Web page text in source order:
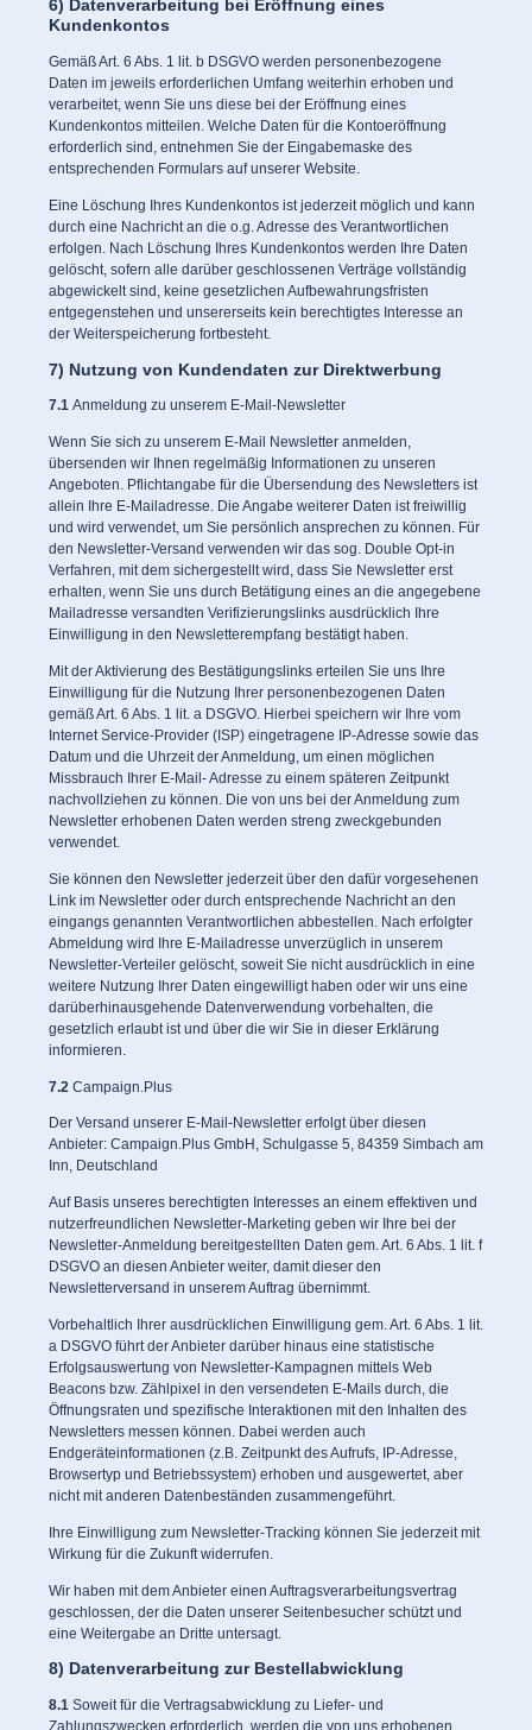
6) Datenverarbeitung bei Eröffnung eines
Kundenkontos
Gemäß Art. 6 Abs. 1 lit. b DSGVO werden personenbezogene
Daten im jeweils erforderlichen Umfang weiterhin erhoben und
verarbeitet, wenn Sie uns diese bei der Eröffnung eines
Kundenkontos mitteilen. Welche Daten für die Kontoeröffnung
erforderlich sind, entnehmen Sie der Eingabemaske des
entsprechenden Formulars auf unserer Website.
Eine Löschung Ihres Kundenkontos ist jederzeit möglich und kann
durch eine Nachricht an die o.g. Adresse des Verantwortlichen
erfolgen. Nach Löschung Ihres Kundenkontos werden Ihre Daten
gelöscht, sofern alle darüber geschlossenen Verträge vollständig
abgewickelt sind, keine gesetzlichen Aufbewahrungsfristen
entgegenstehen und unsererseits kein berechtigtes Interesse an
der Weiterspeicherung fortbesteht.
7) Nutzung von Kundendaten zur Direktwerbung
7.1 Anmeldung zu unserem E-Mail-Newsletter
Wenn Sie sich zu unserem E-Mail Newsletter anmelden,
übersenden wir Ihnen regelmäßig Informationen zu unseren
Angeboten. Pflichtangabe für die Übersendung des Newsletters ist
allein Ihre E-Mailadresse. Die Angabe weiterer Daten ist freiwillig
und wird verwendet, um Sie persönlich ansprechen zu können. Für
den Newsletter-Versand verwenden wir das sog. Double Opt-in
Verfahren, mit dem sichergestellt wird, dass Sie Newsletter erst
erhalten, wenn Sie uns durch Betätigung eines an die angegebene
Mailadresse versandten Verifizierungslinks ausdrücklich Ihre
Einwilligung in den Newsletterempfang bestätigt haben.
Mit der Aktivierung des Bestätigungslinks erteilen Sie uns Ihre
Einwilligung für die Nutzung Ihrer personenbezogenen Daten
gemäß Art. 6 Abs. 1 lit. a DSGVO. Hierbei speichern wir Ihre vom
Internet Service-Provider (ISP) eingetragene IP-Adresse sowie das
Datum und die Uhrzeit der Anmeldung, um einen möglichen
Missbrauch Ihrer E-Mail- Adresse zu einem späteren Zeitpunkt
nachvollziehen zu können. Die von uns bei der Anmeldung zum
Newsletter erhobenen Daten werden streng zweckgebunden
verwendet.
Sie können den Newsletter jederzeit über den dafür vorgesehenen
Link im Newsletter oder durch entsprechende Nachricht an den
eingangs genannten Verantwortlichen abbestellen. Nach erfolgter
Abmeldung wird Ihre E-Mailadresse unverzüglich in unserem
Newsletter-Verteiler gelöscht, soweit Sie nicht ausdrücklich in eine
weitere Nutzung Ihrer Daten eingewilligt haben oder wir uns eine
darüberhinausgehende Datenverwendung vorbehalten, die
gesetzlich erlaubt ist und über die wir Sie in dieser Erklärung
informieren.
7.2 Campaign.Plus
Der Versand unserer E-Mail-Newsletter erfolgt über diesen
Anbieter: Campaign.Plus GmbH, Schulgasse 5, 84359 Simbach am
Inn, Deutschland
Auf Basis unseres berechtigten Interesses an einem effektiven und
nutzerfreundlichen Newsletter-Marketing geben wir Ihre bei der
Newsletter-Anmeldung bereitgestellten Daten gem. Art. 6 Abs. 1 lit. f
DSGVO an diesen Anbieter weiter, damit dieser den
Newsletterversand in unserem Auftrag übernimmt.
Vorbehaltlich Ihrer ausdrücklichen Einwilligung gem. Art. 6 Abs. 1 lit.
a DSGVO führt der Anbieter darüber hinaus eine statistische
Erfolgsauswertung von Newsletter-Kampagnen mittels Web
Beacons bzw. Zählpixel in den versendeten E-Mails durch, die
Öffnungsraten und spezifische Interaktionen mit den Inhalten des
Newsletters messen können. Dabei werden auch
Endgeräteinformationen (z.B. Zeitpunkt des Aufrufs, IP-Adresse,
Browsertyp und Betriebssystem) erhoben und ausgewertet, aber
nicht mit anderen Datenbeständen zusammengeführt.
Ihre Einwilligung zum Newsletter-Tracking können Sie jederzeit mit
Wirkung für die Zukunft widerrufen.
Wir haben mit dem Anbieter einen Auftragsverarbeitungsvertrag
geschlossen, der die Daten unserer Seitenbesucher schützt und
eine Weitergabe an Dritte untersagt.
8) Datenverarbeitung zur Bestellabwicklung
8.1 Soweit für die Vertragsabwicklung zu Liefer- und
Zahlungszwecken erforderlich, werden die von uns erhobenen